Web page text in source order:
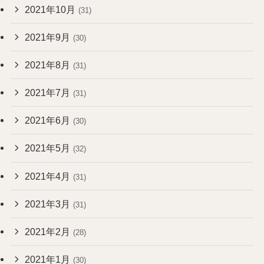
2021年10月 (31)
2021年9月 (30)
2021年8月 (31)
2021年7月 (31)
2021年6月 (30)
2021年5月 (32)
2021年4月 (31)
2021年3月 (31)
2021年2月 (28)
2021年1月 (30)